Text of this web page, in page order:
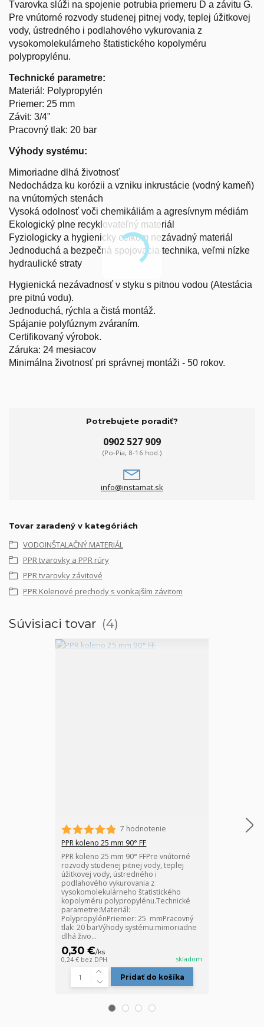
Tvarovka slúži na spojenie potrubia priemeru D a závitu G.
Pre vnútorné rozvody studenej pitnej vody, teplej úžitkovej
vody, ústredného i podlahového vykurovania z
vysokomolekulárneho štatistického kopolyméru
polypropylénu.
Technické parametre:
Materiál: Polypropylén
Priemer: 25 mm
Závit: 3/4"
Pracovný tlak: 20 bar
Výhody systému:
Mimoriadne dlhá životnosť
Nedochádza ku korózii a vzniku inkrustácie (vodný kameň)
na vnútorných stenách
Vysoká odolnosť voči chemikáliám a agresívnym médiám
Ekologický plne recyklovateľný materiál
Fyziologicky a hygienicky celkom nezávadný materiál
Jednoduchá a bezpečná spojovacia technika, veľmi nízke
hydraulické straty
Hygienická nezávadnosť v styku s pitnou vodou (Atestácia
pre pitnú vodu).
Jednoduchá, rýchla a čistá montáž.
Spájanie polyfúznym zváraním.
Certifikovaný výrobok.
Záruka: 24 mesiacov
Minimálna životnosť pri správnej montáži - 50 rokov.
Potrebujete poradiť?
0902 527 909
(Po-Pia, 8-16 hod.)
info@instamat.sk
Tovar zaradený v kategóriách
VODOINŠTALAČNÝ MATERIÁL
PPR tvarovky a PPR rúry
PPR tvarovky závitové
PPR Kolenové prechody s vonkajším závitom
Súvisiaci tovar 4
7 hodnotenie
PPR koleno 25 mm 90° FF
PPR koleno 25 mm 90° FFPre vnútorné
rozvody studenej pitnej vody, teplej
úžitkovej vody, ústredného i
podlahového vykurovania z
vysokomolekulárneho štatistického
kopolyméru polypropylénu.Technické
parametre:Materiál:
PolypropylénPriemer: 25 mmPracovný
tlak: 20 barVýhody systému:mimoriadne
dlhá živo...
0,30 €/ks
0,24 € bez DPH skladom
Pridať do košíka